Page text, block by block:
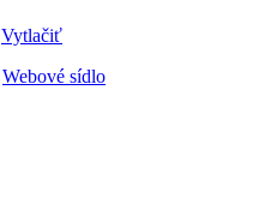
Vytlačiť
Webové sídlo